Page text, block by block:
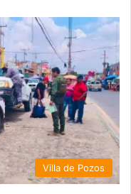
Villa de Pozos